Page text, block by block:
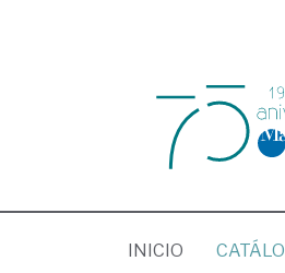
INICIO (CURRENT)